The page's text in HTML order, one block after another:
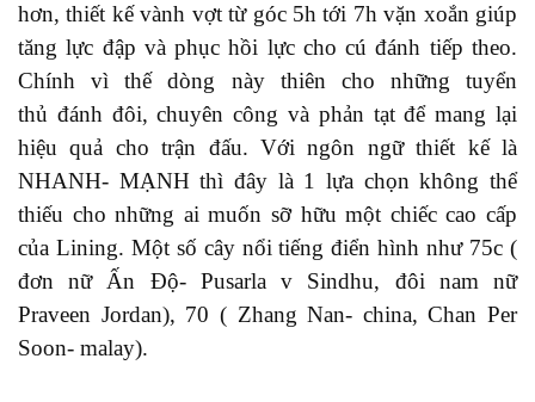
hơn, thiết kế vành vợt từ góc 5h tới 7h vặn xoắn giúp
tăng lực đập và phục hồi lực cho cú đánh tiếp theo.
Chính vì thế dòng này thiên cho những tuyển
thủ đánh đôi, chuyên công và phản tạt để mang lại
hiệu quả cho trận đấu. Với ngôn ngữ thiết kế là
NHANH- MẠNH thì đây là 1 lựa chọn không thể
thiếu cho những ai muốn sỡ hữumột chiếccao cấp
của Lining. Một số cây nổi tiếngđiển hìnhnhư 75c (
đơn nữ Ấn Độ- Pusarla v Sindhu, đôi nam nữ
Praveen Jordan), 70 ( Zhang Nan- china, Chan Per
Soon- malay).